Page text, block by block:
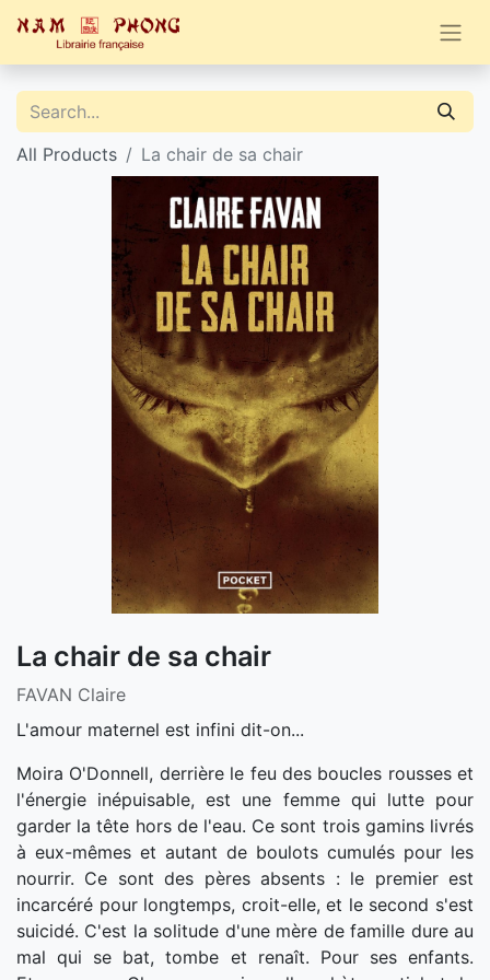
All Products La chair de sa chair
La chair de sa chair
FAVAN Claire
L'amour maternel est infini dit-on...
Moira O'Donnell, derrière le feu des boucles rousses et
l'énergie inépuisable, est une femme qui lutte pour
garder la tête hors de l'eau. Ce sont trois gamins livrés
à eux-mêmes et autant de boulots cumulés pour les
nourrir. Ce sont des pères absents : le premier est
incarcéré pour longtemps, croit-elle, et le second s'est
suicidé. C'est la solitude d'une mère de famille dure au
mal qui se bat, tombe et renaît. Pour ses enfants.